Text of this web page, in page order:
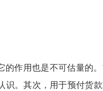
的作用也是不可估量的
识。其次，用于预付货